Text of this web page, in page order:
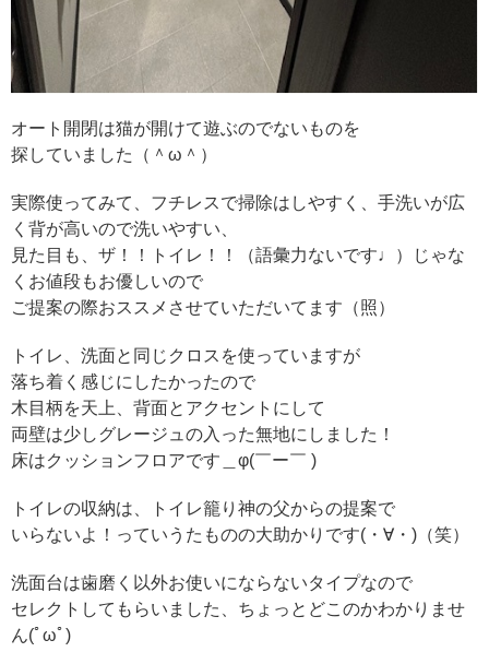
オート開閉は猫が開けて遊ぶのでないものを
探していました（＾ω＾）
実際使ってみて、フチレスで掃除はしやすく、手洗いが広
く背が高いので洗いやすい、
見た目も、ザ！！トイレ！！（語彙力ないです♩）じゃな
くお値段もお優しいので
ご提案の際おススメさせていただいてます（照）
トイレ、洗面と同じクロスを使っていますが
落ち着く感じにしたかったので
木目柄を天上、背面とアクセントにして
両壁は少しグレージュの入った無地にしました！
床はクッションフロアです＿φ(￣ー￣ )
トイレの収納は、トイレ籠り神の父からの提案で
いらないよ！っていうたものの大助かりです(・∀・)（笑）
洗面台は歯磨く以外お使いにならないタイプなので
セレクトしてもらいました、ちょっとどこのかわかりませ
ん(ﾟωﾟ)